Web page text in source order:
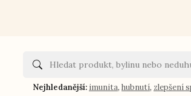
Nejhledanější: imunita, hubnutí, zlepšení